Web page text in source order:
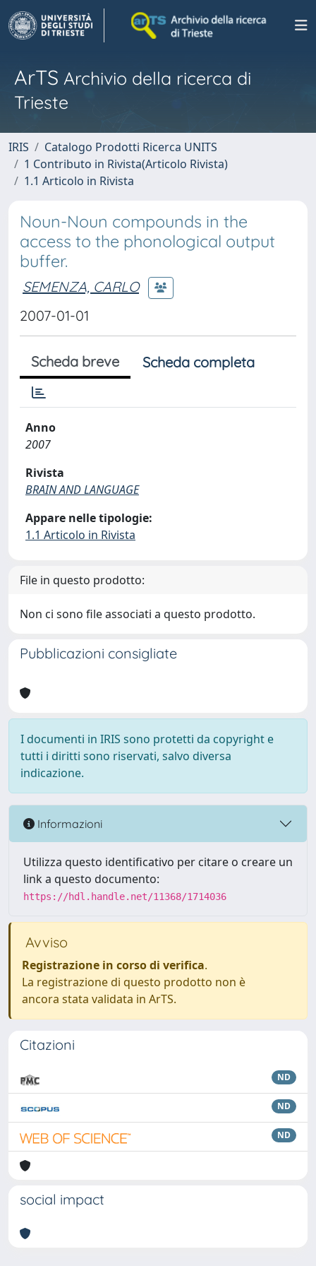
ArTS Archivio della ricerca di
Trieste
IRIS
Catalogo Prodotti Ricerca UNITS
1 Contributo in Rivista(Articolo Rivista)
1.1 Articolo in Rivista
Noun-Noun compounds in the
access to the phonological output
buffer.
SEMENZA, CARLO
2007-01-01
Scheda breve Scheda completa
Anno
2007
Rivista
BRAIN AND LANGUAGE
Appare nelle tipologie:
1.1 Articolo in Rivista
File in questo prodotto:
Non ci sono file associati a questo prodotto.
Pubblicazioni consigliate
I documenti in IRIS sono protetti da copyright e
tutti i diritti sono riservati, salvo diversa
indicazione.
Informazioni
Utilizza questo identificativo per citare o creare un
link a questo documento:
https://hdl.handle.net/11368/1714036
Avviso
Registrazione in corso di verifica.
La registrazione di questo prodotto non è
ancora stata validata in ArTS.
Citazioni
ND
ND
ND
social impact